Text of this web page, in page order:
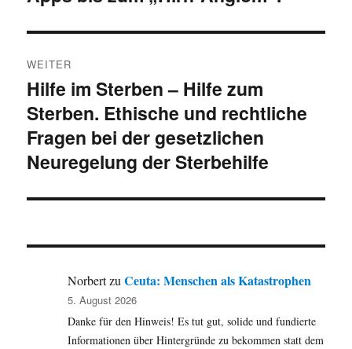
WEITER
Nächster
Beitrag:
Hilfe im Sterben – Hilfe zum
Sterben. Ethische und rechtliche
Fragen bei der gesetzlichen
Neuregelung der Sterbehilfe
NorbertzuCeuta: Menschen als Katastrophen
5. August 2026
Danke für den Hinweis! Es tut gut, solide und fundierte
Informationen über Hintergründe zu bekommen statt dem